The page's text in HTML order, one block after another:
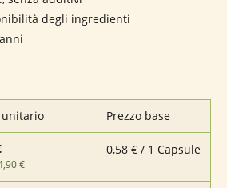
degli ingredienti
unitario Prezzo base
€
0,58 € / 1 Capsule